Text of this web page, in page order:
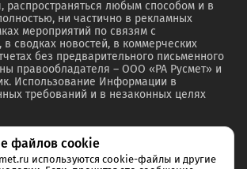
распространяться любым способом и в
ни частично в рекламных
мероприятий по связям с
сводках новостей, в коммерческих
без предварительного письменного
правообладателя – ООО «РА Русмет» и
Использование Информации в
требований и в незаконных целях
файлов cookie
используются cookie-файлы и другие